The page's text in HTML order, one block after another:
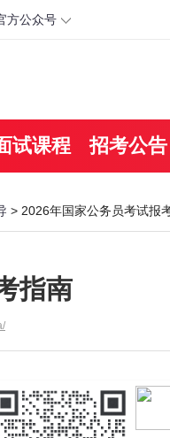
方公众号
试课程 招考公告
> 2026年国家公务员考试报
指南